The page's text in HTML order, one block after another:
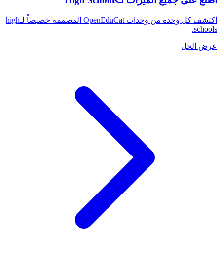
اكتشف كل وحدة من وحدات OpenEduCat المصممة خصيصاً لـhigh
schools.
عرض الحل